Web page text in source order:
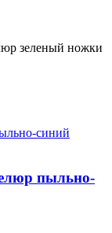
зеленый ножки
пыльно-